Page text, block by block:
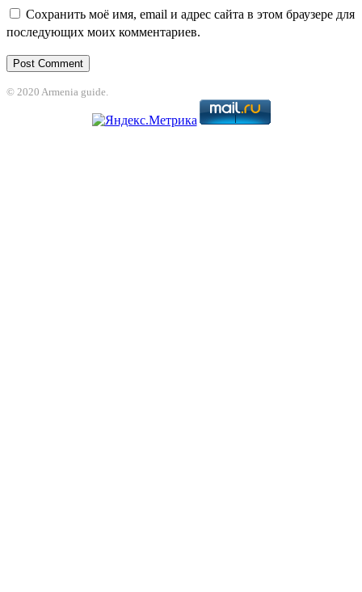
Сохранить моё имя, email и адрес сайта в этом браузере для
последующих моих комментариев.
© 2020 Armenia guide.